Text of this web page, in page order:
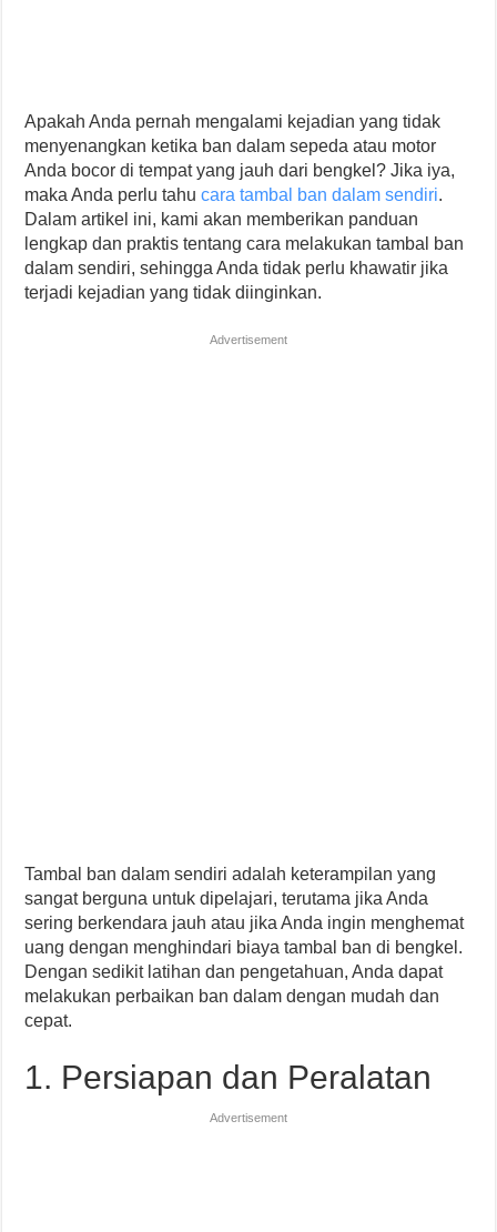
Apakah Anda pernah mengalami kejadian yang tidak
menyenangkan ketika ban dalam sepeda atau motor
Anda bocor di tempat yang jauh dari bengkel? Jika iya,
maka Anda perlu tahucara tambal ban dalam sendiri.
Dalam artikel ini, kami akan memberikan panduan
lengkap dan praktis tentang cara melakukan tambal ban
dalam sendiri, sehingga Anda tidak perlu khawatir jika
terjadi kejadian yang tidak diinginkan.
Advertisement
Tambal ban dalam sendiri adalah keterampilan yang
sangat berguna untuk dipelajari, terutama jika Anda
sering berkendara jauh atau jika Anda ingin menghemat
uang dengan menghindari biaya tambal ban di bengkel.
Dengan sedikit latihan dan pengetahuan, Anda dapat
melakukan perbaikan ban dalam dengan mudah dan
cepat.
1. Persiapan dan Peralatan
Advertisement